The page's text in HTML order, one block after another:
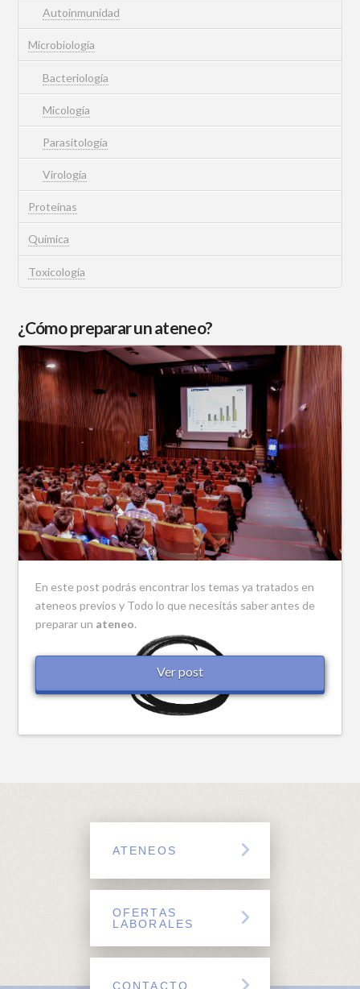
Autoinmunidad
Microbiología
Bacteriología
Micología
Parasitología
Virología
Proteínas
Química
Toxicología
¿Cómo preparar un ateneo?
En este post podrás encontrar los temas ya tratados en
ateneos previos y Todo lo que necesitás saber antes de
preparar un ateneo.
Ver post
ATENEOS
OFERTAS
LABORALES
CONTACTO